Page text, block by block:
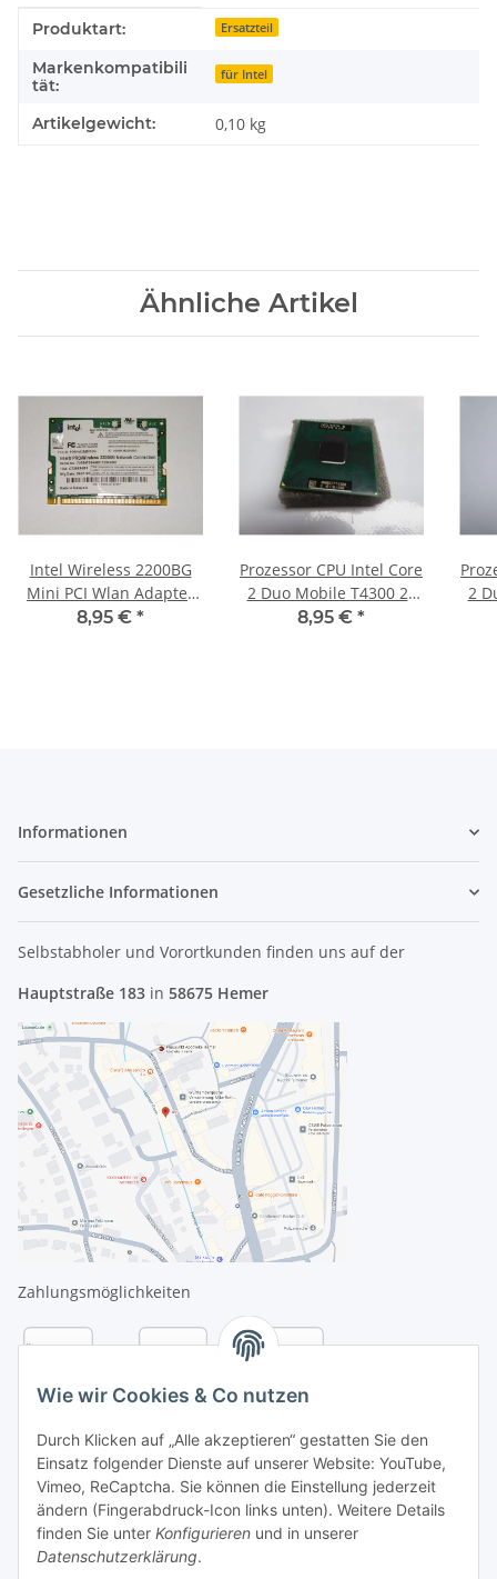
Wie wir Cookies & Co nutzen
Durch Klicken auf „Alle akzeptieren“ gestatten Sie den
Einsatz folgender Dienste auf unserer Website: YouTube,
Vimeo, ReCaptcha. Sie können die Einstellung jederzeit
ändern (Fingerabdruck-Icon links unten). Weitere Details
finden Sie unter Konfigurieren und in unserer
Datenschutzerklärung.
Produkteigenschaft
Wert
Produktart: Ersatzteil
Markenkompatibili
tät:
für Intel
Artikelgewicht: 0,10 kg
Ähnliche Artikel
Intel Wireless 2200BG
Mini PCI Wlan Adapter
WM3B2200BG TA:
8,95 € *
Prozessor CPU Intel Core
2 Duo Mobile T4300 2x
2.10GHz/1M/800 SLGJM
8,95 € *
2
Informationen
Gesetzliche Informationen
Selbstabholer und Vorortkunden finden uns auf der
Hauptstraße 183 in 58675 Hemer
Zahlungsmöglichkeiten